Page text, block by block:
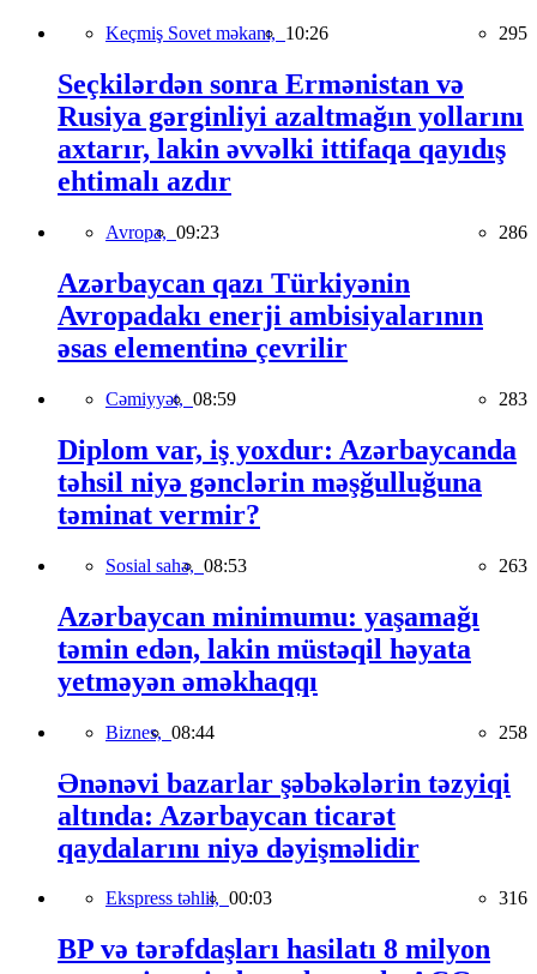
Keçmiş Sovet məkanı, 10:26 295
Seçkilərdən sonra Ermənistan və
Rusiya gərginliyi azaltmağın yollarını
axtarır, lakin əvvəlki ittifaqa qayıdış
ehtimalı azdır
Avropa, 09:23 286
Azərbaycan qazı Türkiyənin
Avropadakı enerji ambisiyalarının
əsas elementinə çevrilir
Cəmiyyət, 08:59 283
Diplom var, iş yoxdur: Azərbaycanda
təhsil niyə gənclərin məşğulluğuna
təminat vermir?
Sosial sahə, 08:53 263
Azərbaycan minimumu: yaşamağı
təmin edən, lakin müstəqil həyata
yetməyən əməkhaqqı
Biznes, 08:44 258
Ənənəvi bazarlar şəbəkələrin təzyiqi
altında: Azərbaycan ticarət
qaydalarını niyə dəyişməlidir
Ekspress təhlil, 00:03 316
BP və tərəfdaşları hasilatı 8 milyon